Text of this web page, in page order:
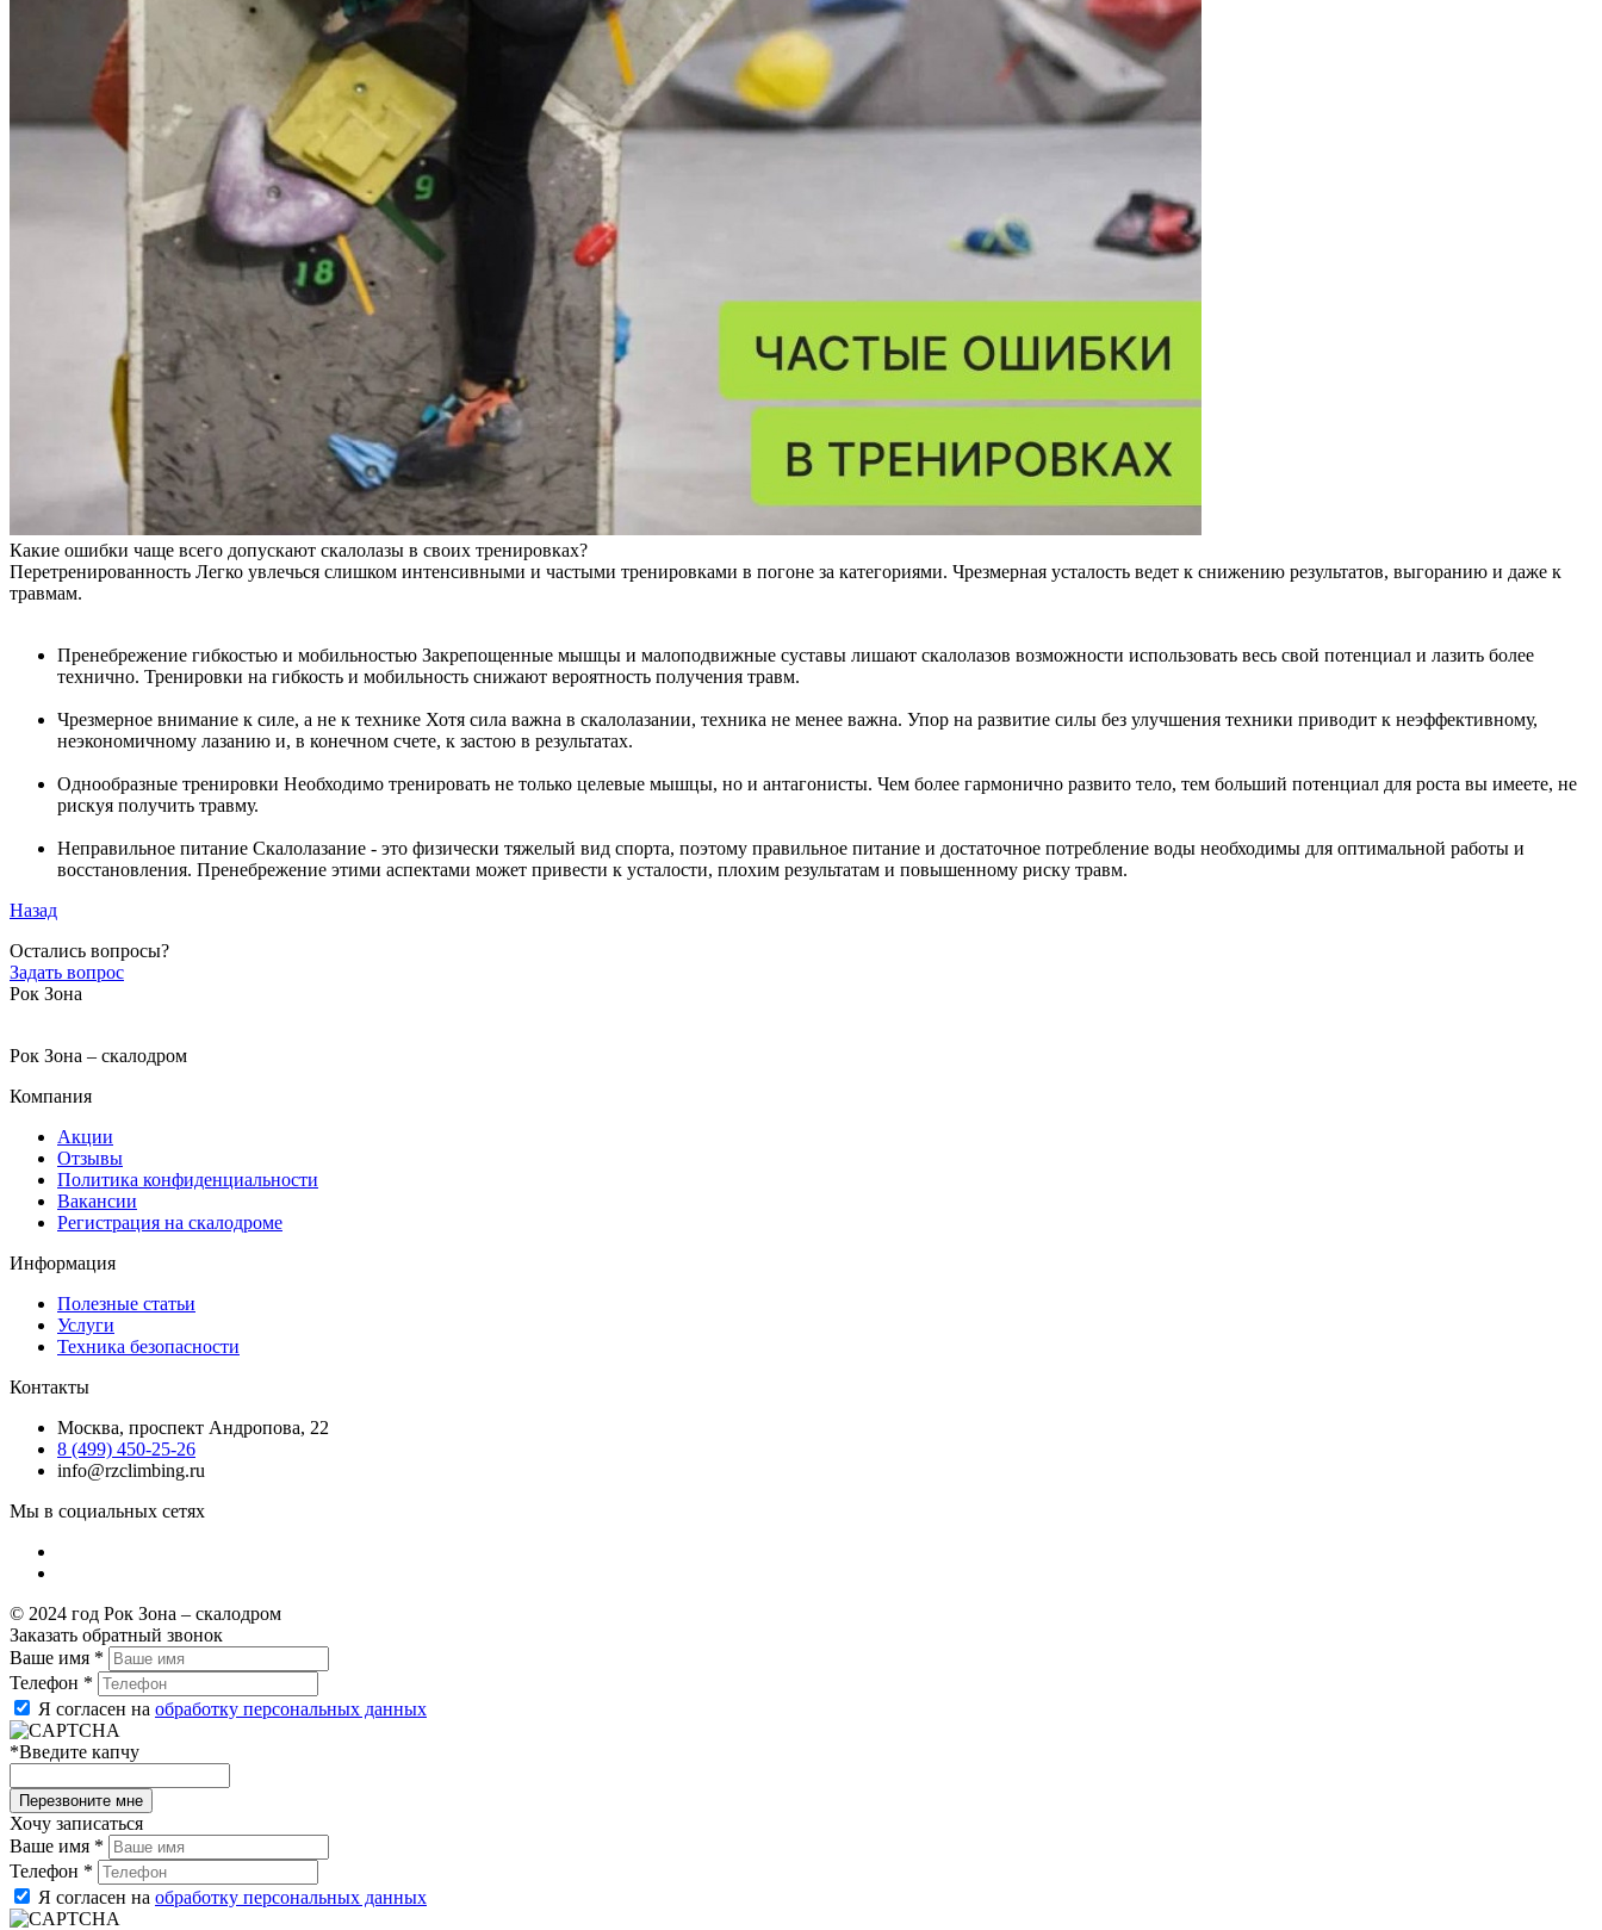
Какие ошибки чаще всего допускают скалолазы в своих тренировках?
Перетренированность Легко увлечься слишком интенсивными и частыми тренировками в погоне за категориями. Чрезмерная усталость ведет к снижению результатов, выгоранию и даже к
травмам.
Пренебрежение гибкостью и мобильностью Закрепощенные мышцы и малоподвижные суставы лишают скалолазов возможности использовать весь свой потенциал и лазить более
технично. Тренировки на гибкость и мобильность снижают вероятность получения травм.
Чрезмерное внимание к силе, а не к технике Хотя сила важна в скалолазании, техника не менее важна. Упор на развитие силы без улучшения техники приводит к неэффективному,
неэкономичному лазанию и, в конечном счете, к застою в результатах.
Однообразные тренировки Необходимо тренировать не только целевые мышцы, но и антагонисты. Чем более гармонично развито тело, тем больший потенциал для роста вы имеете, не
рискуя получить травму.
Неправильное питание Скалолазание - это физически тяжелый вид спорта, поэтому правильное питание и достаточное потребление воды необходимы для оптимальной работы и
восстановления. Пренебрежение этими аспектами может привести к усталости, плохим результатам и повышенному риску травм.
Назад
Остались вопросы?
Задать вопрос
Рок Зона
Рок Зона – скалодром
Компания
Акции
Отзывы
Политика конфиденциальности
Вакансии
Регистрация на скалодроме
Информация
Полезные статьи
Услуги
Техника безопасности
Контакты
Москва, проспект Андропова, 22
8 (499) 450-25-26
info@rzclimbing.ru
Мы в социальных сетях
© 2024 год Рок Зона – скалодром
Заказать обратный звонок
Ваше имя *
Телефон *
Я согласен на обработку персональных данных
*Введите капчу
Хочу записаться
Ваше имя *
Телефон *
Я согласен на обработку персональных данных